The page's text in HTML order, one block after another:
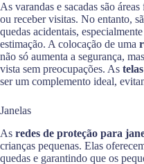
As varandas e sacadas são
ou receber visitas. No entanto,
quedas acidentais,
estimação. A colocação de uma
não só aumenta a segurança,
vista sem preocupações. As
ser um complemento ideal,
Janelas
As redes de proteção para
crianças pequenas. Elas
quedas e garantindo que os